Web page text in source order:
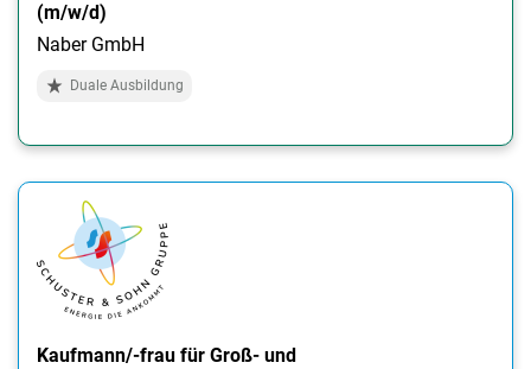
(m/w/d)
Naber GmbH
Duale Ausbildung
Kaufmann/-frau für Groß- und